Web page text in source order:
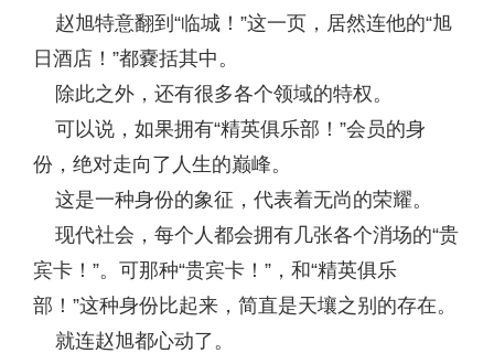
赵旭特意翻到“临城！”这一页，居然连他的“旭
日酒店！”都嚢括其中。
除此之外，还有很多各个领域的特权。
可以说，如果拥有“精英俱乐部！”会员的身
份，绝对走向了人生的巅峰。
这是一种身份的象征，代表着无尚的荣耀。
现代社会，每个人都会拥有几张各个消场的“贵
宾卡！”。可那种“贵宾卡！”，和“精英俱乐
部！”这种身份比起来，简直是天壤之别的存在。
就连赵旭都心动了。